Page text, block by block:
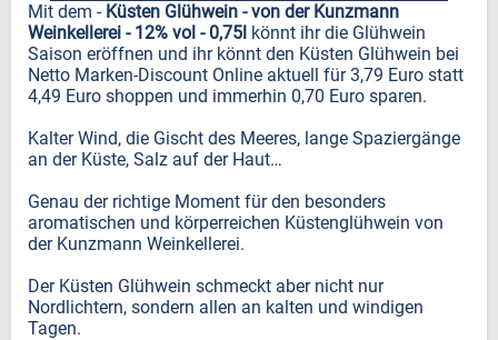
Mit dem - Küsten Glühwein - von der Kunzmann
Weinkellerei - 12% vol - 0,75l könnt ihr die Glühwein
Saison eröffnen und ihr könnt den Küsten Glühwein bei
Netto Marken-Discount Online aktuell für 3,79 Euro statt
4,49 Euro shoppen und immerhin 0,70 Euro sparen.
Kalter Wind, die Gischt des Meeres, lange Spaziergänge
an der Küste, Salz auf der Haut…
Genau der richtige Moment für den besonders
aromatischen und körperreichen Küstenglühwein von
der Kunzmann Weinkellerei.
Der Küsten Glühwein schmeckt aber nicht nur
Nordlichtern, sondern allen an kalten und windigen
Tagen.